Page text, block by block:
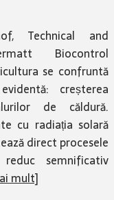
Technical and
Biocontrol
se confruntă
creșterea
de căldură.
cu radiația solară
direct procesele
semnificativ
mult]